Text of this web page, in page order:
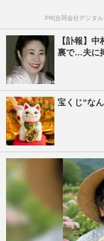
PR(合同会社デジタ
【訃報】
裏で…夫に
宝くじ“な